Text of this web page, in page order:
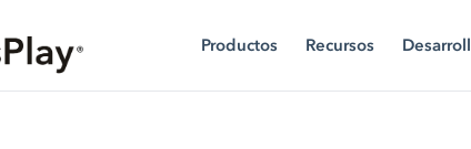
Productos Recursos